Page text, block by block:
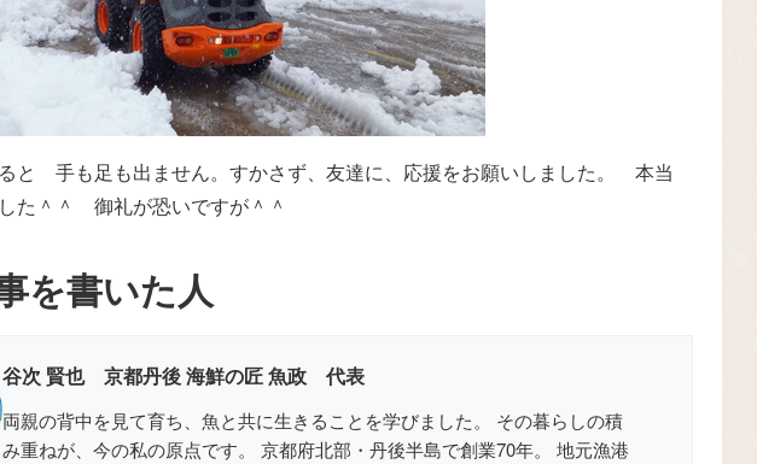
と 手も足も出ません。すかさず、友達に、応援をお願いしました。 本当
た＾＾ 御礼が恐いですが＾＾
を書いた人
谷次 賢也 京都丹後 海鮮の匠 魚政 代表
両親の背中を見て育ち、魚と共に生きることを学びました。 その暮らしの積
み重ねが、今の私の原点です。 京都府北部・丹後半島で創業70年。 地元漁港